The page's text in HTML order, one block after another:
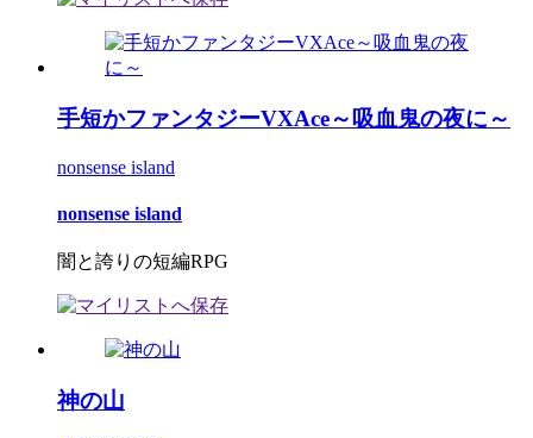
手短かファンタジーVXAce～吸血鬼の夜に～
nonsense island
nonsense island
闇と誇りの短編RPG
神の山